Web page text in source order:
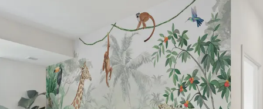
Premium
.33269.00kr/m²